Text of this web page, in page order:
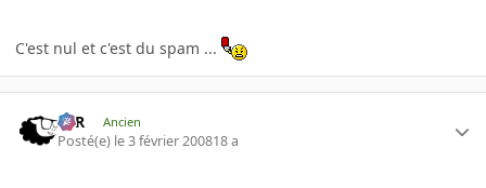
C'est nul et c'est du spam ...
KzR Ancien
Posté(e) le 3 février 200818 a